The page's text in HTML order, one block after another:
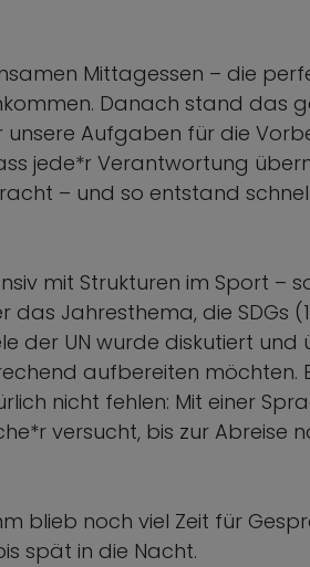
Mittagessen – die
Danach stand das
unsere Aufgaben für die
jede*r Verantwortung
– und so entstand
mit Strukturen im Sport –
Jahresthema, die SDGs
der UN wurde diskutiert und
aufbereiten möchten.
nicht fehlen: Mit einer
versucht, bis zur Abreise
blieb noch viel Zeit für
spät in die Nacht.